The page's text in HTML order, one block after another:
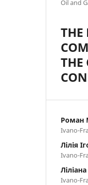
Oil and
THE
THE
Роман
Ivano-
Лілія
Ivano-
Ivano-